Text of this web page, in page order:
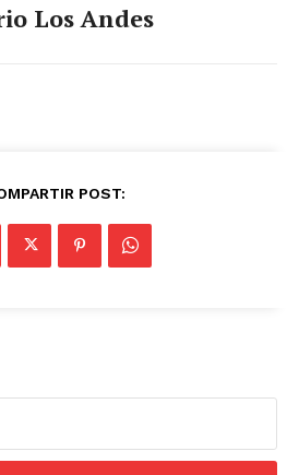
Los Andes
POST: